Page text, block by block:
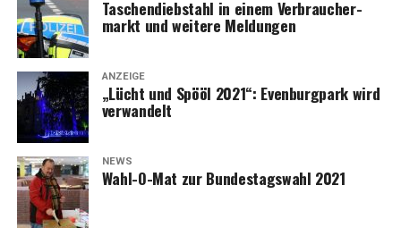
Taschen­dieb­stahl in einem Ver­brau­cher­
markt und wei­te­re Meldungen
ANZEIGE
„Lücht und Spö­öl 2021“: Even­burg­park wird
verwandelt
NEWS
Wahl-O-Mat zur Bun­des­tags­wahl 2021